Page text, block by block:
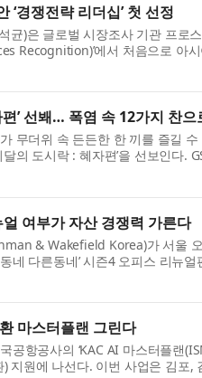
‘경쟁전략 리더십’ 첫 선정
균)은 글로벌 시장조사 기관 프로
Recognition)’에서 처음으로 아
Strategy Leadership)’ 자
’ 선봬… 폭염 속 12가지 찬
무더위 속 든든한 한 끼를 즐길
의 도시락 : 혜자편’을 선보인다.
도시락 메뉴를 선보이고 해당 월
여부가 자산 경쟁력 가른다
& Wakefield Korea)가 서울
네 다른동네’ 시즌4 오피스 리뉴
점 보유한 카드 빅데이터와 소셜
마스터플랜 그린다
공항공사의 ‘KAC AI 마스터플랜
지원에 나선다. 이번 사업은 김포,